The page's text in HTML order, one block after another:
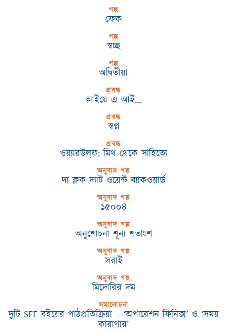
গল্প
ফেক
গল্প
স্বচ্ছ
গল্প
অদ্বিতীয়া
প্রবন্ধ
আইয়ে এ আই…
প্রবন্ধ
স্বপ্ন
প্রবন্ধ
ওয়্যারউল্‌ফ: মিথ থেকে সাহিত্যে
অনুবাদ গল্প
দ্য ক্লক দ্যাট ওয়েন্ট ব্যাকওয়ার্ড
অনুবাদ গল্প
১৫০০৪
অনুবাদ গল্প
অনুশোচনা শূন্য শতাংশ
অনুবাদ গল্প
সরাই
অনুবাদ গল্প
মিদোরির দম
সমালোচনা
দুটি SFF বইয়ের পাঠপ্রতিক্রিয়া – ‘অপারেশন ফিনিক্স’ ও ‘সময়
কারাগার’